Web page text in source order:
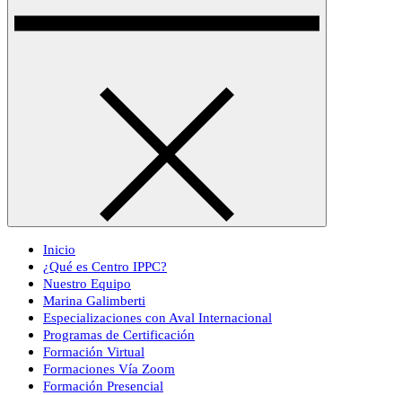
Inicio
¿Qué es Centro IPPC?
Nuestro Equipo
Marina Galimberti
Especializaciones con Aval Internacional
Programas de Certificación
Formación Virtual
Formaciones Vía Zoom
Formación Presencial